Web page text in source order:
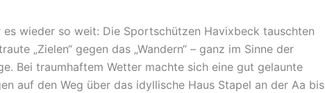
wieder so weit: Die Sportschützen Havixbeck tauschten
„Zielen“ gegen das „Wandern“ – ganz im Sinne der
Bei traumhaftem Wetter machte sich eine gut gelaunte
auf den Weg über das idyllische Haus Stapel an der Aa bis